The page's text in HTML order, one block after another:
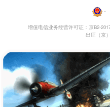
・
增值电信业务经营许可证：京B2-
出证（京